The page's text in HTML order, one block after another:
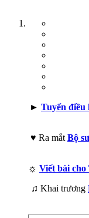
► Tuyển điều
♥ Ra mắt Bộ
☼ Viết bài cho
♫ Khai trương